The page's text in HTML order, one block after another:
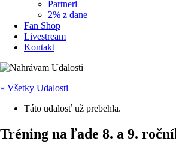
Partneri
2% z dane
Fan Shop
Livestream
Kontakt
« Všetky Udalosti
Táto udalosť už prebehla.
Tréning na ľade 8. a 9.